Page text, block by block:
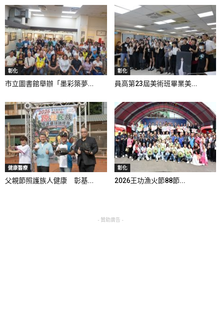
彰化
市立圖書館舉辦「墨彩築夢...
彰化
員高第23屆美術班畢業美...
健康醫療
父親節照護族人健康 彰基...
彰化
2026王功漁火節88節...
- 贊助廣告 -